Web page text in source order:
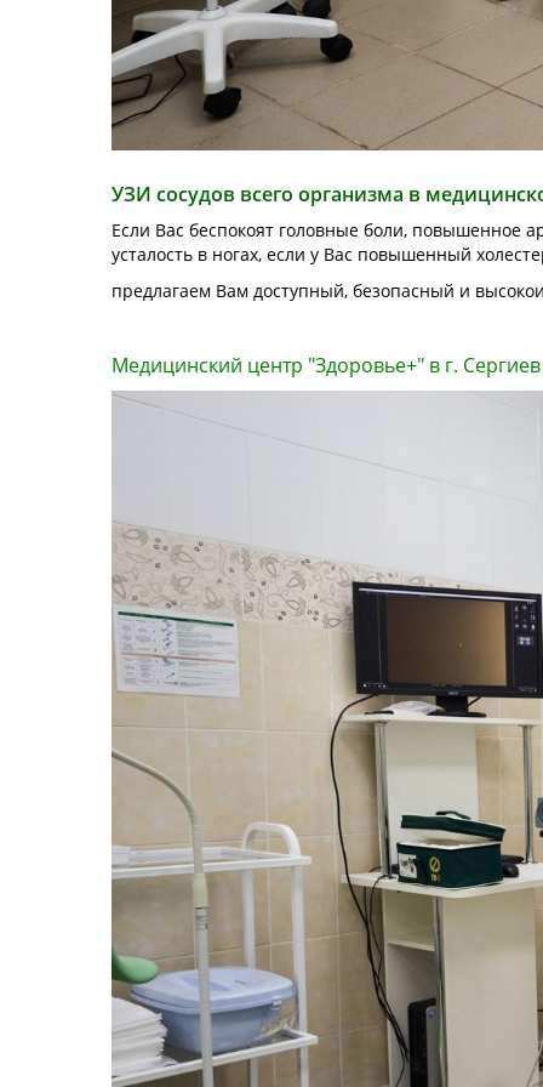
УЗИ сосудов всего организма в
Если Вас беспокоят головные боли, повышенное
усталость в ногах, если у Вас повышенный
предлагаем Вам доступный, безопасный и
Медицинский центр "Здоровье+" в г.